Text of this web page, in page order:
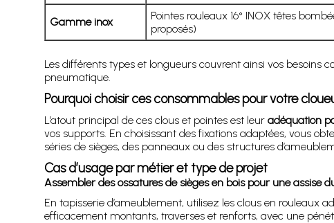
Gamme inox
Pointes rouleaux 16° INOX têtes
proposés)
Les différents types et longueurs couvrent ainsi vos besoins
pneumatique.
Pourquoi choisir ces consommables pour votre
L’atout principal de ces clous et pointes est leur adéquation
vos supports. En choisissant des fixations adaptées, vous
séries de sièges, des panneaux ou des structures
Cas d’usage par métier et type de projet
Assembler des ossatures de sièges en bois pour une assise
En tapisserie d’ameublement, utilisez les clous en rouleaux
efficacement montants, traverses et renforts, avec une